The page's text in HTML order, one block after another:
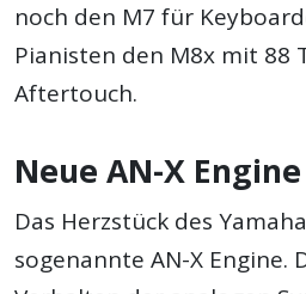
noch den M7 für
Pianisten den M8x mit 88
Aftertouch.
Neue AN-X Engine
Das Herzstück des
sogenannte AN-X Engine.